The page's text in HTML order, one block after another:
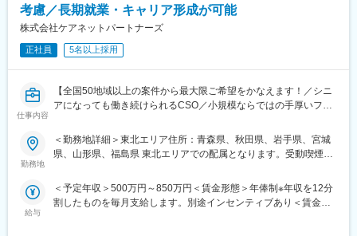
高く、これに応えるべく専門性の高い人財を育成するための社内
認定資格制度を設けています。現在はオンコロジー分野で「血液
■ジェネリック医薬品のプロモーション
※プロジェクトの状況によっては、選考保留（ご紹介できるプロジ
ェクトが出るまで保留）となる場合もございますのであらかじめ
ご認識の程よろしくお願いします※
■エリアを跨ぐ転勤なし：
初任地希望だけでなく、エリアを跨いでの転勤はないため、転勤
て、アサインを検討します。
会、自身の強みを活かしたPJ相談などが可能です。定期的な面談
を通じて、その時々に応じたプロジェクトを提示するなどフレキ
考慮／長期就業・キャリア形成が可能
株式会社ケアネットパートナーズ
正社員 5名以上採用
仕事内容
【全国50地域以上の案件から最大限ご希望をかなえます！／シニ
アになっても働き続けられるCSO／小規模ならではの手厚いフォ
■業務内容：
して医薬品情報の伝達や、安全性や有効性情報をご提供いただき
ます。有効性について情報の収集と会社への報告業務もお願いい
勤務地
＜勤務地詳細＞東北エリア住所：青森県、秋田県、岩手県、宮城
県、山形県、福島県 東北エリアでの配属となります。受動喫煙対
給与
＜予定年収＞500万円～850万円＜賃金形態＞年俸制※年収を12分
割したものを毎月支給します。別途インセンティブあり＜賃金内